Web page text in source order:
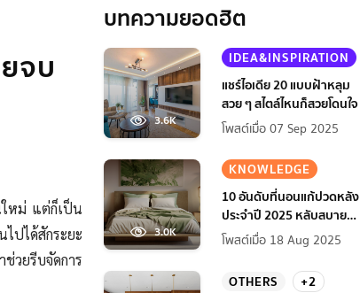
จบ
หม่ แต่ก็เป็น
ปได้สักระยะ
วยรีบจัดการ
บทความยอดฮิต
3.6K
IDEA&INSPIRATION
แชร์ไอเดีย 20 แบบฝ้าหลุม
สวย ๆ สไตล์ไหนก็สวยโดนใจ
โพสต์เมื่อ 07 Sep 2025
3.0K
KNOWLEDGE
10 อันดับที่นอนแก้ปวดหลัง
ประจำปี 2025 หลับสบาย
สุขภาพดียิ่งกว่าเดิม
โพสต์เมื่อ 18 Aug 2025
OTHERS
+2